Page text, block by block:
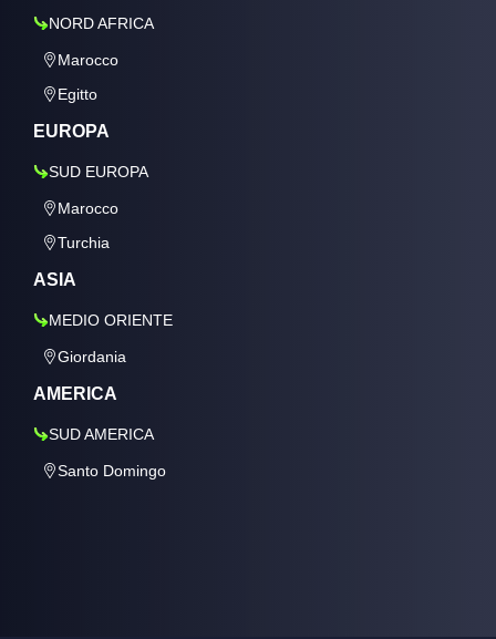
NORD AFRICA
Marocco
Egitto
EUROPA
SUD EUROPA
Marocco
Turchia
ASIA
MEDIO ORIENTE
Giordania
AMERICA
SUD AMERICA
Santo Domingo